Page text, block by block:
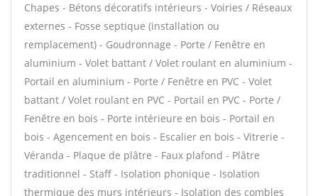
Chapes - Bétons décoratifs intérieurs - Voiries / Réseaux
externes - Fosse septique (installation ou
remplacement) - Goudronnage - Porte / Fenêtre en
aluminium - Volet battant / Volet roulant en aluminium -
Portail en aluminium - Porte / Fenêtre en PVC - Volet
battant / Volet roulant en PVC - Portail en PVC - Porte /
Fenêtre en bois - Porte intérieure en bois - Portail en
bois - Agencement en bois - Escalier en bois - Vitrerie -
Véranda - Plaque de plâtre - Faux plafond - Plâtre
traditionnel - Staff - Isolation phonique - Isolation
thermique des murs intérieurs - Isolation des combles